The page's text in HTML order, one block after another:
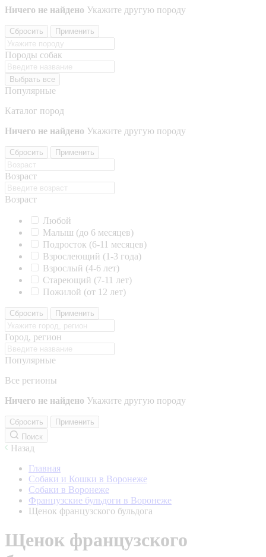
Ничего не найдено Укажите другую породу
Сбросить Применить
Породы собак
Выбрать все
Популярные
Каталог пород
Ничего не найдено Укажите другую породу
Сбросить Применить
Возраст
Возраст
Любой
Малыш (до 6 месяцев)
Подросток (6-11 месяцев)
Взрослеющий (1-3 года)
Взрослый (4-6 лет)
Стареющий (7-11 лет)
Пожилой (от 12 лет)
Сбросить Применить
Город, регион
Популярные
Все регионы
Ничего не найдено Укажите другую породу
Сбросить
Применить
Поиск
Назад
Главная
Собаки и Кошки в Воронеже
Собаки в Воронеже
Французские бульдоги в Воронеже
Щенок французского бульдога
Щенок французского